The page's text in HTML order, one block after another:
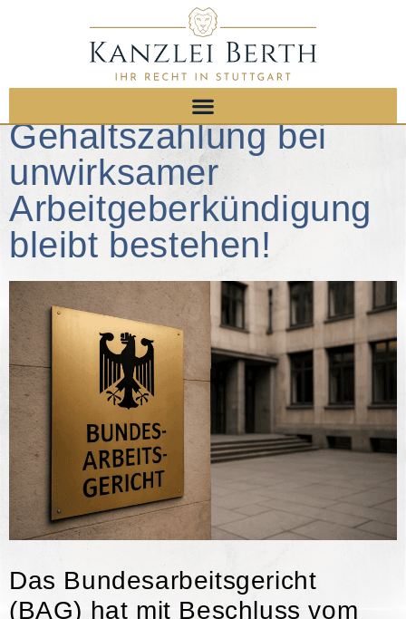
Gehaltszahlung bei
unwirksamer
Arbeitgeberkündigung
bleibt bestehen!
Das Bundesarbeitsgericht
(BAG) hat mit Beschluss vom